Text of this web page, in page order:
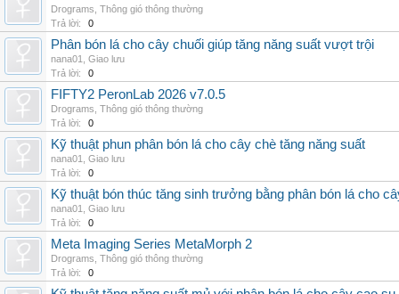
Drograms Thông gió thông thường
Trả lời:
0
Phân bón lá cho cây chuối giúp tăng năng suất vượt trội
nana01
Giao lưu
Trả lời:
0
FIFTY2 PeronLab 2026 v7.0.5
Drograms Thông gió thông thường
Trả lời:
0
Kỹ thuật phun phân bón lá cho cây chè tăng năng suất
nana01
Giao lưu
Trả lời:
0
Kỹ thuật bón thúc tăng sinh trưởng bằng phân bón lá cho
nana01
Giao lưu
Trả lời:
0
Meta Imaging Series MetaMorph 2
Drograms Thông gió thông thường
Trả lời:
0